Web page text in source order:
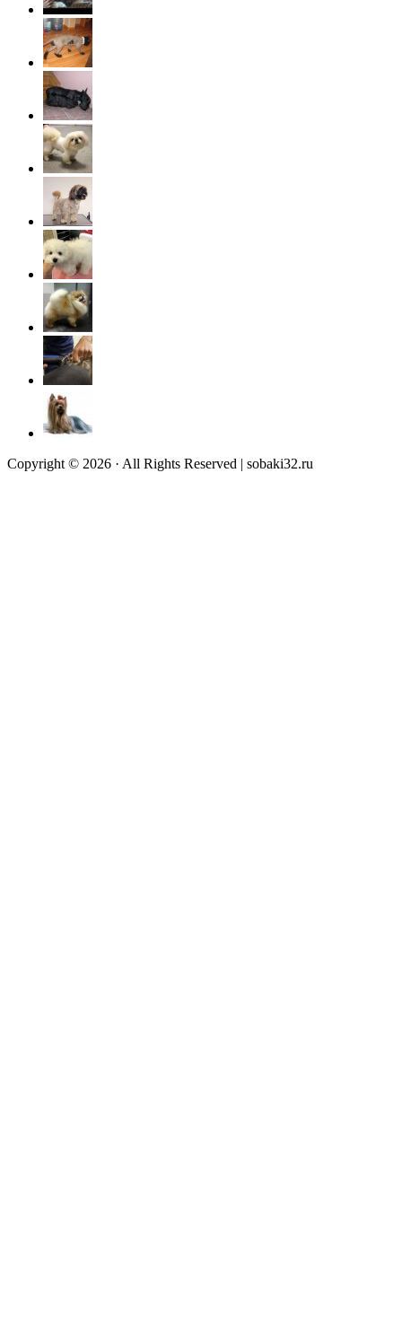
Copyright © 2026 · All Rights Reserved | sobaki32.ru